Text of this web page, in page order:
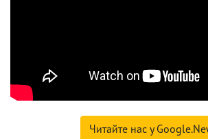
Читайте нас у